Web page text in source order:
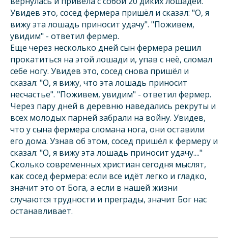
Увидев это, сосед фермера пришёл и сказал: "О, я
вижу эта лошадь приносит удачу". "Поживем,
увидим" - ответил фермер.
Еще через несколько дней сын фермера решил
прокатиться на этой лошади и, упав с неё, сломал
себе ногу. Увидев это, сосед снова пришёл и
сказал: "О, я вижу, что эта лошадь приносит
несчастье". "Поживем, увидим" - ответил фермер.
Через пару дней в деревню наведались рекруты и
всех молодых парней забрали на войну. Увидев,
что у сына фермера сломана нога, они оставили
его дома. Узнав об этом, сосед пришёл к фермеру и
сказал: "О, я вижу эта лошадь приносит удачу...."
Сколько современных христиан сегодня мыслят,
как сосед фермера: если все идёт легко и гладко,
значит это от Бога, а если в нашей жизни
случаются трудности и преграды, значит Бог нас
останавливает.